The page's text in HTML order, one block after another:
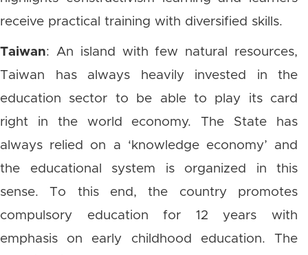
receive practical training with diversified skills.
Taiwan: An island with few natural resources,
Taiwan has always heavily invested in the
education sector to be able to play its card
right in the world economy. The State has
always relied on a ‘knowledge economy’ and
the educational system is organized in this
sense. To this end, the country promotes
compulsory education for 12 years with
emphasis on early childhood education. The